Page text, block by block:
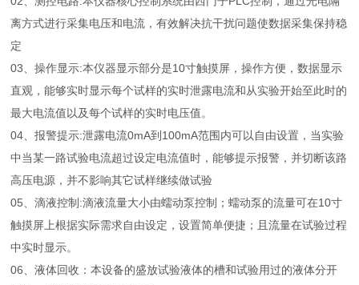
离方式进行采集电压和电流，有效解决抗干扰问题使数据采集保持稳
定
03、操作显示:本仪器显示部分是10寸触摸屏，操作方便，数据显示
直观，能够实时显示每个试样的实时泄露电流和从实验开始至此时的
最大电流值以及每个试样的实时电压值。
04、报警提示:泄露电流0mA到100mA范围内可以自由设置，当实验
中当某一路试验电流超过设定电流值时，能够提示报警，并切断该路
高压电源，并不影响其它试样继续做试验
05、滴液控制:滴液流量大小由蠕动泵控制；蠕动泵的流量可在10寸
触摸屏上根据实际需求自由设定，设置简单便捷；且流量在试验过程
中实时显示。
06、液体回收：本设备的盛放试验液体的槽和试验用过的液体分开